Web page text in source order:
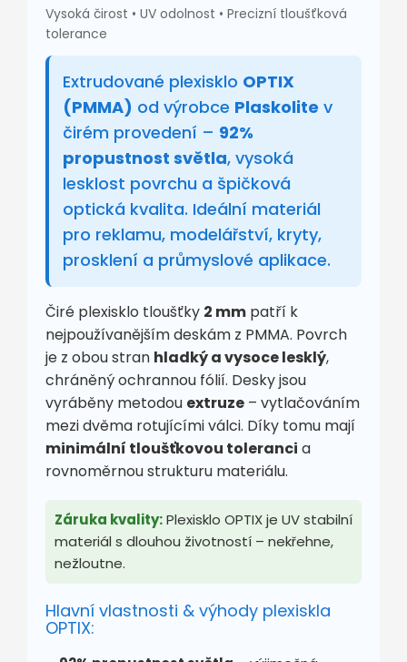
Vysoká čirost • UV odolnost • Precizní tloušťková
tolerance
Extrudované plexisklo OPTIX
(PMMA) od výrobce Plaskolite v
čirém provedení – 92%
propustnost světla, vysoká
lesklost povrchu a špičková
optická kvalita. Ideální materiál
pro reklamu, modelářství, kryty,
prosklení a průmyslové aplikace.
Čiré plexisklo tloušťky 2 mm patří k
nejpoužívanějším deskám z PMMA. Povrch
je z obou stran hladký a vysoce lesklý,
chráněný ochrannou fólií. Desky jsou
vyráběny metodou extruze – vytlačováním
mezi dvěma rotujícími válci. Díky tomu mají
minimální tloušťkovou toleranci a
rovnoměrnou strukturu materiálu.
Záruka kvality:Plexisklo OPTIX je UV stabilní
materiál s dlouhou životností – nekřehne,
nežloutne.
Hlavní vlastnosti & výhody plexiskla
OPTIX: